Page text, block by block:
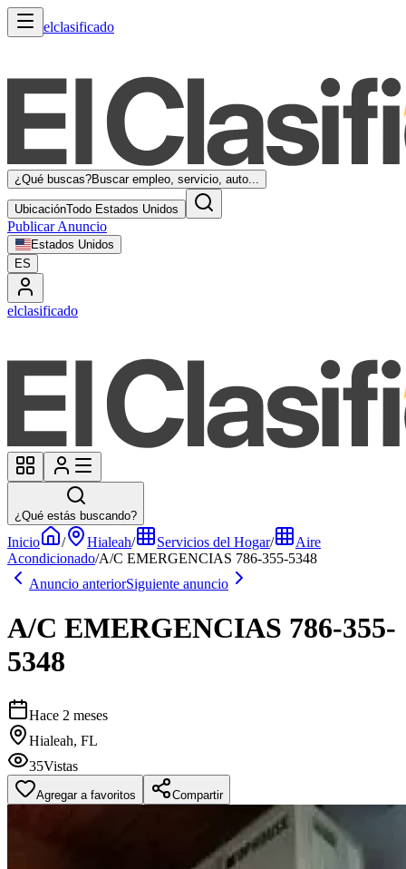
elclasificado
¿Qué buscas?Buscar empleo, servicio, auto...
UbicaciónTodo Estados Unidos
Publicar Anuncio
Estados Unidos
ES
elclasificado
¿Qué estás buscando?
Inicio / Hialeah/ Servicios del Hogar/
Aire
Acondicionado/A/C EMERGENCIAS 786-355-5348
Anuncio anteriorSiguiente anuncio
A/C EMERGENCIAS 786-355-
5348
Hace 2 meses
Hialeah, FL
35Vistas
Agregar a favoritos Compartir